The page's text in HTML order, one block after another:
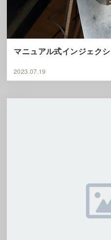
マニュアル式インジェク
2023.07.19